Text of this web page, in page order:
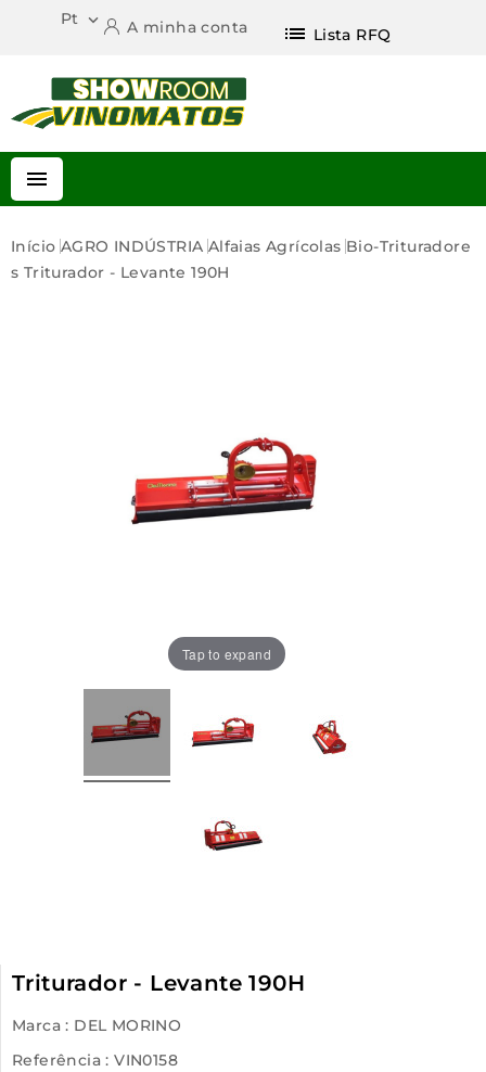
Pt  A minha conta list Lista RFQ

Início AGRO INDÚSTRIA Alfaias Agrícolas Bio-Trituradore
S Triturador - Levante 190H
Tap to expand
Triturador - Levante 190H
Marca : DEL MORINO
Referência : VIN0158